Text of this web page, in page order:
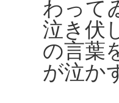
わって
泣き伏
の言葉
が泣か